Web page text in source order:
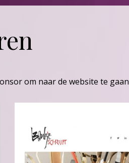
om naar de website te gaan